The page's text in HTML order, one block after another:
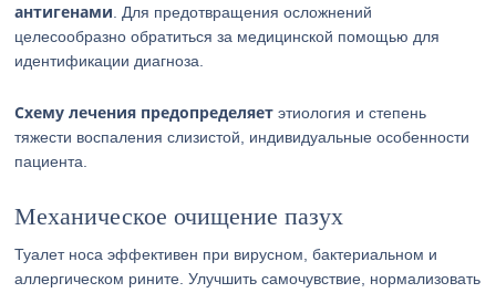
антигенами . Для предотвращения осложнений
целесообразно обратиться за медицинской помощью для
идентификации диагноза.
Схему лечения предопределяет этиология и степень
тяжести воспаления слизистой, индивидуальные особенности
пациента.
Механическое очищение пазух
Туалет носа эффективен при вирусном, бактериальном и
аллергическом рините. Улучшить самочувствие, нормализовать